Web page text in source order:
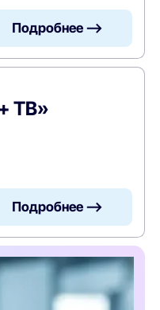
Подробнее —>
ТВ»
Подробнее —>